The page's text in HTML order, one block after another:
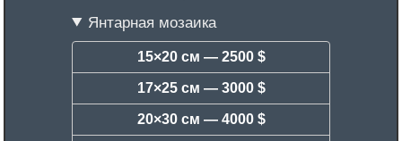
Янтарная мозаика
15×20 см — 2500 $
17×25 см — 3000 $
20×30 см — 4000 $